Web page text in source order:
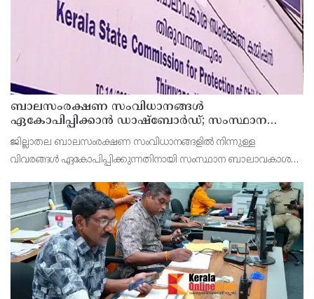
ബാലസംരക്ഷണ സംവിധാനങ്ങൾ
ഏകോപിപ്പിക്കാൻ ഡാഷ്ബോർഡ്; സംസ്ഥാന
ബാലാവകാശ സംരക്ഷണ കമ്മീഷന്റെ പുതിയ
ഡിജിറ്റൽ സംരംഭം
ജില്ലാതല ബാലസംരക്ഷണ സംവിധാനങ്ങളിൽ നിന്നുള്ള
വിവരങ്ങൾ ഏകോപിപ്പിക്കുന്നതിനായി സംസ്ഥാന ബാലാവകാശ
ഡാഷ്ബോർഡ് വനിതാ-ശിശു വികസന വകുപ്പ് മന്ത്രി ബിന്ദു
കൃഷ്ണ ഉദ്ഘാ